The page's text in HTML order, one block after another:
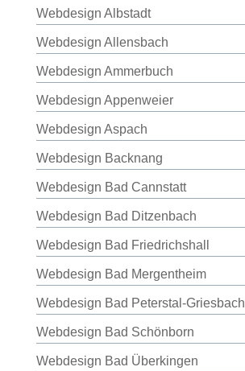
Webdesign Albstadt
Webdesign Allensbach
Webdesign Ammerbuch
Webdesign Appenweier
Webdesign Aspach
Webdesign Backnang
Webdesign Bad Cannstatt
Webdesign Bad Ditzenbach
Webdesign Bad Friedrichshall
Webdesign Bad Mergentheim
Webdesign Bad Peterstal-Griesbach
Webdesign Bad Schönborn
Webdesign Bad Überkingen